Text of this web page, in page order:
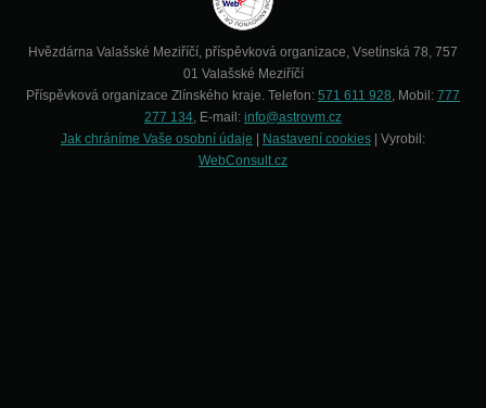
Hvězdárna Valašské Meziříčí, příspěvková organizace, Vsetínská 78, 757
01 Valašské Meziříčí
Příspěvková organizace Zlínského kraje. Telefon: 571 611 928, Mobil: 777
277 134, E-mail: info@astrovm.cz
Jak chráníme Vaše osobní údaje
Nastavení cookies | Vyrobil:
WebConsult.cz